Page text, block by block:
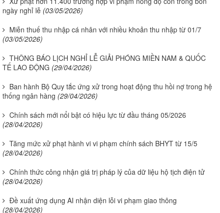
ngày nghỉ lễ (03/05/2026)
Miễn thuế thu nhập cá nhân với nhiều khoản thu nhập từ 01/7
(03/05/2026)
THÔNG BÁO LỊCH NGHỈ LỄ GIẢI PHÓNG MIỀN NAM & QUỐC
TẾ LAO ĐỘNG (29/04/2026)
Ban hành Bộ Quy tắc ứng xử trong hoạt động thu hồi nợ trong hệ
thống ngân hàng (29/04/2026)
Chính sách mới nổi bật có hiệu lực từ đầu tháng 05/2026
(28/04/2026)
Tăng mức xử phạt hành vi vi phạm chính sách BHYT từ 15/5
(28/04/2026)
Chính thức công nhận giá trị pháp lý của dữ liệu hộ tịch điện tử
(28/04/2026)
Đề xuất ứng dụng AI nhận diện lỗi vi phạm giao thông
(28/04/2026)